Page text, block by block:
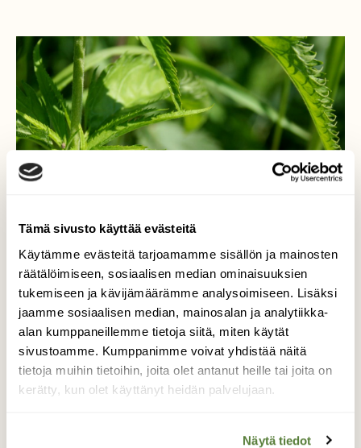
Tämä sivusto käyttää evästeitä
Käytämme evästeitä tarjoamamme sisällön ja mainosten
räätälöimiseen, sosiaalisen median ominaisuuksien
tukemiseen ja kävijämäärämme analysoimiseen. Lisäksi
jaamme sosiaalisen median, mainosalan ja analytiikka-
alan kumppaneillemme tietoja siitä, miten käytät
sivustoamme. Kumppanimme voivat yhdistää näitä
tietoja muihin tietoihin, joita olet antanut heille tai joita on
kerätty, kun olet käyttänyt heidän palvelujaan.
Näytä tiedot